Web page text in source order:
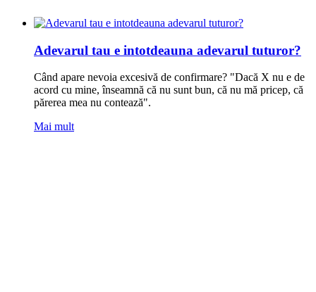
Adevarul tau e intotdeauna adevarul tuturor?
Când apare nevoia excesivă de confirmare? "Dacă X nu e de
acord cu mine, înseamnă că nu sunt bun, că nu mă pricep, că
părerea mea nu contează".
Mai mult